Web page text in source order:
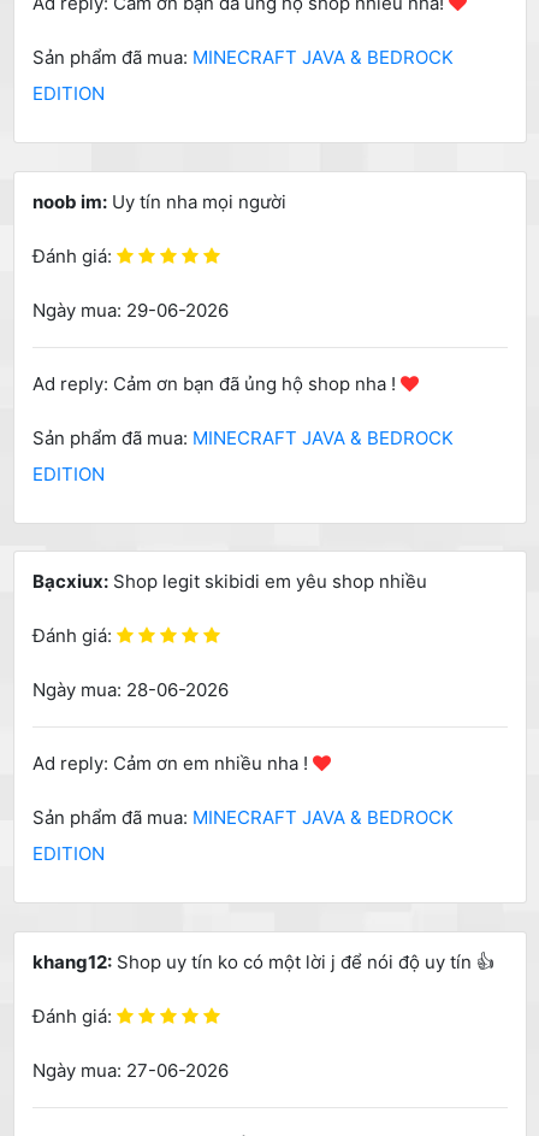
Sản phẩm đã mua: MINECRAFT JAVA & BEDROCK
EDITION
noob im:Uy tín nha mọi người
Đánh giá:
Ngày mua: 29-06-2026
Ad reply: Cảm ơn bạn đã ủng hộ shop nha !
Sản phẩm đã mua: MINECRAFT JAVA & BEDROCK
EDITION
Bạcxiux:Shop legit skibidi em yêu shop nhiều
Đánh giá:
Ngày mua: 28-06-2026
Ad reply: Cảm ơn em nhiều nha !
Sản phẩm đã mua: MINECRAFT JAVA & BEDROCK
EDITION
khang12:Shop uy tín ko có một lời j để nói độ uy tín 👍
Đánh giá:
Ngày mua: 27-06-2026